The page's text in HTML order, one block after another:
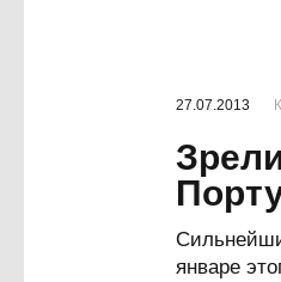
27.07.2013
январе